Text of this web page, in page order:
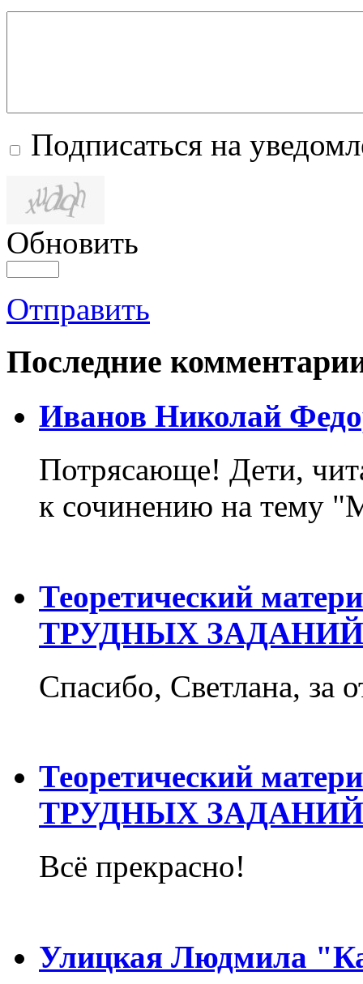
Подписаться на
Обновить
Отправить
Последние
Иванов Николай
Потрясающе! Дети,
к сочинению на тему
Теоретический
ТРУДНЫХ
Спасибо, Светлана, за
Теоретический
ТРУДНЫХ
Всё прекрасно!
Улицкая Людмила